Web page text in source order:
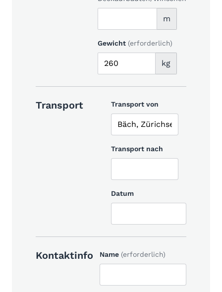
m
Gewicht (erforderlich)
kg
Transport Transport von
Transport nach
Datum
Kontaktinfo Name (erforderlich)